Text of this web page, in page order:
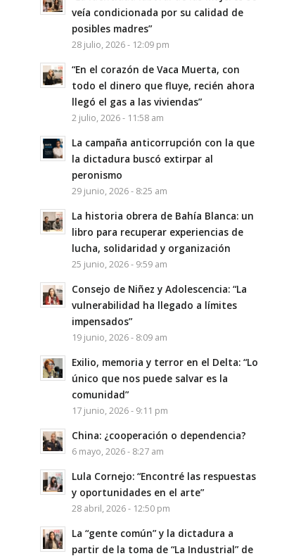
veía condicionada por su calidad de
posibles madres”
28 julio, 2026 - 12:09 pm
“En el corazón de Vaca Muerta, con
todo el dinero que fluye, recién ahora
llegó el gas a las viviendas”
2 julio, 2026 - 11:58 am
La campaña anticorrupción con la que
la dictadura buscó extirpar al
peronismo
29 junio, 2026 - 8:25 am
La historia obrera de Bahía Blanca: un
libro para recuperar experiencias de
lucha, solidaridad y organización
25 junio, 2026 - 9:59 am
Consejo de Niñez y Adolescencia: “La
vulnerabilidad ha llegado a límites
impensados”
19 junio, 2026 - 8:09 am
Exilio, memoria y terror en el Delta: “Lo
único que nos puede salvar es la
comunidad”
17 junio, 2026 - 9:11 pm
China: ¿cooperación o dependencia?
6 mayo, 2026 - 8:27 am
Lula Cornejo: “Encontré las respuestas
y oportunidades en el arte”
28 abril, 2026 - 12:50 pm
La “gente común” y la dictadura a
partir de la toma de “La Industrial” de